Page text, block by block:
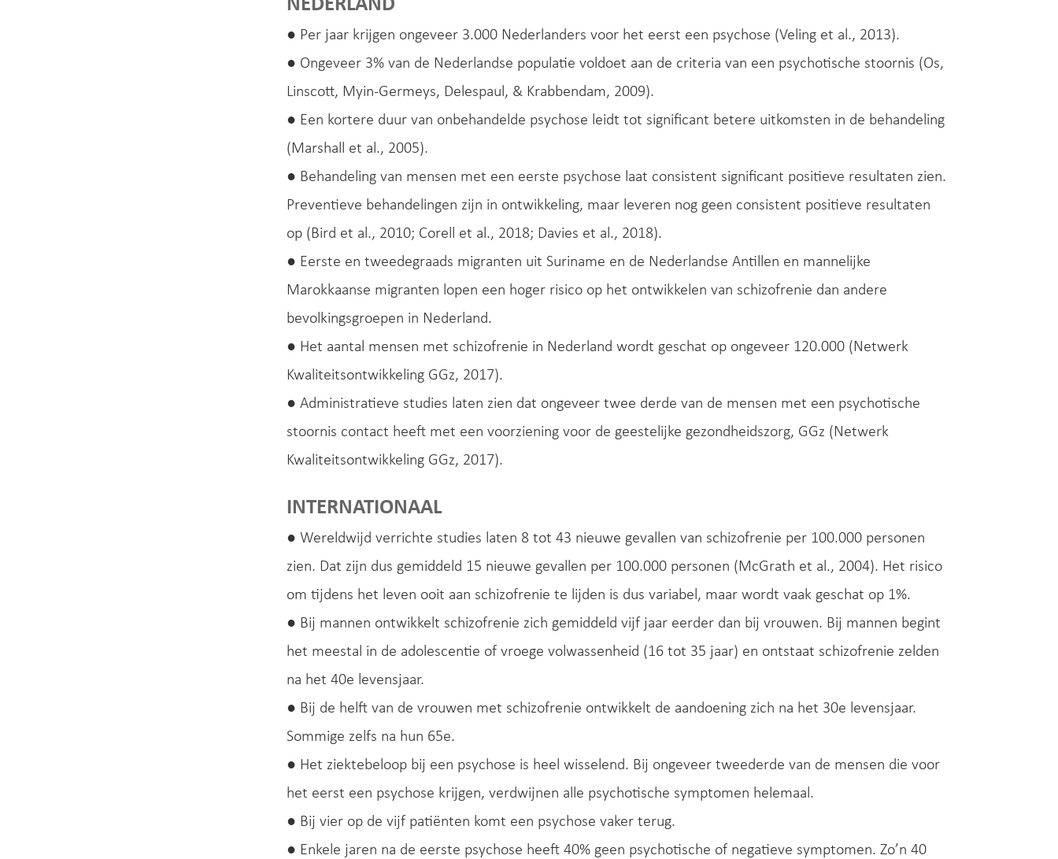
NEDERLAND
● Per jaar krijgen ongeveer 3.000 Nederlanders voor het eerst een psychose (Veling et al., 2013).
● Ongeveer 3% van de Nederlandse populatie voldoet aan de criteria van een psychotische stoornis (Os,
Linscott, Myin-Germeys, Delespaul, & Krabbendam, 2009).
● Een kortere duur van onbehandelde psychose leidt tot significant betere uitkomsten in de behandeling
(Marshall et al., 2005).
● Behandeling van mensen met een eerste psychose laat consistent significant positieve resultaten zien.
Preventieve behandelingen zijn in ontwikkeling, maar leveren nog geen consistent positieve resultaten
op (Bird et al., 2010; Corell et al., 2018; Davies et al., 2018).
● Eerste en tweedegraads migranten uit Suriname en de Nederlandse Antillen en mannelijke
Marokkaanse migranten lopen een hoger risico op het ontwikkelen van schizofrenie dan andere
bevolkingsgroepen in Nederland.
● Het aantal mensen met schizofrenie in Nederland wordt geschat op ongeveer 120.000 (Netwerk
Kwaliteitsontwikkeling GGz, 2017).
● Administratieve studies laten zien dat ongeveer twee derde van de mensen met een psychotische
stoornis contact heeft met een voorziening voor de geestelijke gezondheidszorg, GGz (Netwerk
Kwaliteitsontwikkeling GGz, 2017).
INTERNATIONAAL
● Wereldwijd verrichte studies laten 8 tot 43 nieuwe gevallen van schizofrenie per 100.000 personen
zien. Dat zijn dus gemiddeld 15 nieuwe gevallen per 100.000 personen (McGrath et al., 2004). Het risico
om tijdens het leven ooit aan schizofrenie te lijden is dus variabel, maar wordt vaak geschat op 1%.
● Bij mannen ontwikkelt schizofrenie zich gemiddeld vijf jaar eerder dan bij vrouwen. Bij mannen begint
het meestal in de adolescentie of vroege volwassenheid (16 tot 35 jaar) en ontstaat schizofrenie zelden
na het 40e levensjaar.
● Bij de helft van de vrouwen met schizofrenie ontwikkelt de aandoening zich na het 30e levensjaar.
Sommige zelfs na hun 65e.
● Het ziektebeloop bij een psychose is heel wisselend. Bij ongeveer tweederde van de mensen die voor
het eerst een psychose krijgen, verdwijnen alle psychotische symptomen helemaal.
● Bij vier op de vijf patiënten komt een psychose vaker terug.
● Enkele jaren na de eerste psychose heeft 40% geen psychotische of negatieve symptomen. Zo’n 40